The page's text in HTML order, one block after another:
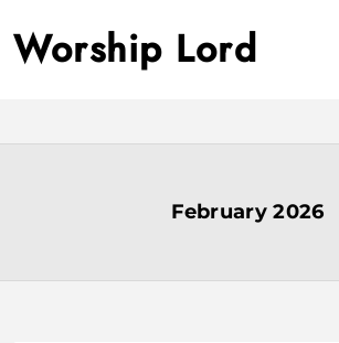
to
content
Worship Lord
February 2026